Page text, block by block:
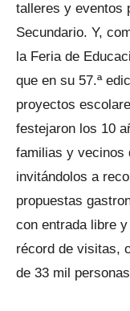
talleres y eventos
Secundario. Y,
la Feria de
que en su 57.ª
proyectos
festejaron los 10
familias y vecinos
invitándolos a
propuestas
con entrada libre
récord de visitas,
de 33 mil